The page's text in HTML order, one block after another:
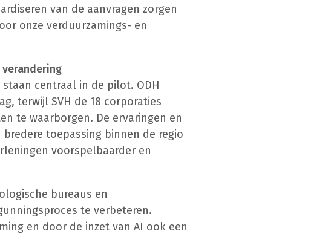
van de aanvragen zorgen
onze verduurzamings- en
centraal in de pilot. ODH
terwijl SVH de 18 corporaties
te waarborgen. De ervaringen en
toepassing binnen de regio
voorspelbaarder en
bureaus en
te verbeteren.
en door de inzet van AI ook een